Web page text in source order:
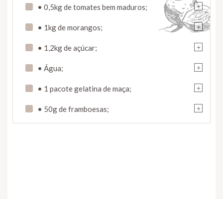
+
• 0,5kg de tomates bem maduros;
+
• 1kg de morangos;
+
• 1,2kg de açúcar;
+
• Água;
+
• 1 pacote gelatina de maça;
+
• 50g de framboesas;